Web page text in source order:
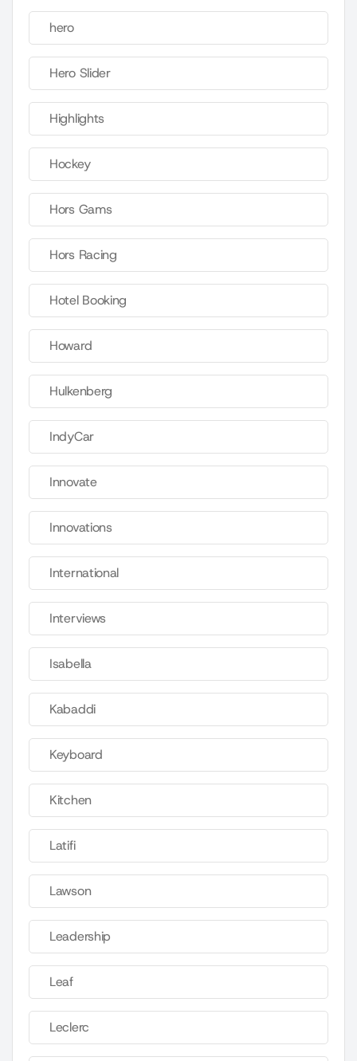
hero
Hero Slider
Highlights
Hockey
Hors Gams
Hors Racing
Hotel Booking
Howard
Hulkenberg
IndyCar
Innovate
Innovations
International
Interviews
Isabella
Kabaddi
Keyboard
Kitchen
Latifi
Lawson
Leadership
Leaf
Leclerc